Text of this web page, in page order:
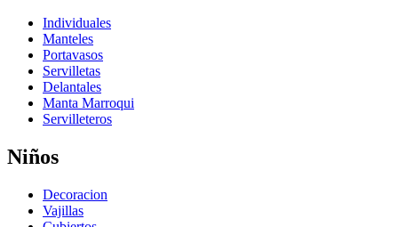
Individuales
Manteles
Portavasos
Servilletas
Delantales
Manta Marroqui
Servilleteros
Niños
Decoracion
Vajillas